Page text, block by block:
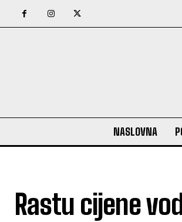
NASLOVNA
Rastu cijene